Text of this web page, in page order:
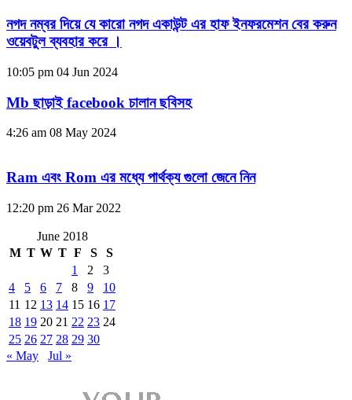
নগদ নম্বর দিয়ে যে কারো নগদ একাউন্ট এর হাফ ইনফরমেশন বের করুন
ওয়েবটুল ব্যবহার করে ।
10:05 pm 04 Jun 2024
Mb ছাড়াই facebook চালান ছবিসহ
4:26 am 08 May 2024
Ram এবং Rom এর মধ্যে পার্থক্য গুলো জেনে নিন
12:20 pm 26 Mar 2022
June 2018
M T W T F S
S
1
2
3
4
5 6 7 8 9
10
11 12 13 14 15 16 17
18 19 20 21 22 23 24
25 26 27 28 29 30
« May
Jul »